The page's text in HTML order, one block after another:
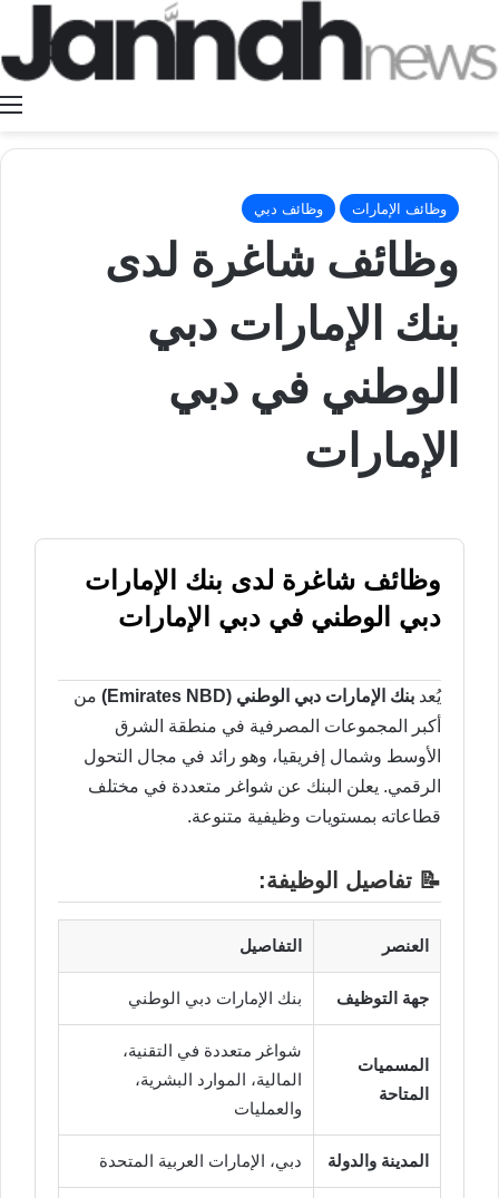
وظائف الإمارات وظائف دبي
وظائف شاغرة لدى
بنك الإمارات دبي
الوطني في دبي
الإمارات
وظائف شاغرة لدى بنك الإمارات
دبي الوطني في دبي الإمارات
يُعد بنك الإمارات دبي الوطني (Emirates NBD)
من
أكبر المجموعات المصرفية في منطقة الشرق
الأوسط وشمال إفريقيا، وهو رائد في مجال التحول
الرقمي. يعلن البنك عن شواغر متعددة في مختلف
قطاعاته بمستويات وظيفية متنوعة.
📝 تفاصيل الوظيفة:
العنصر التفاصيل
جهة التوظيف بنك الإمارات دبي الوطني
المسميات
المتاحة
شواغر متعددة في التقنية،
المالية، الموارد البشرية،
والعمليات
المدينة والدولة دبي، الإمارات العربية المتحدة